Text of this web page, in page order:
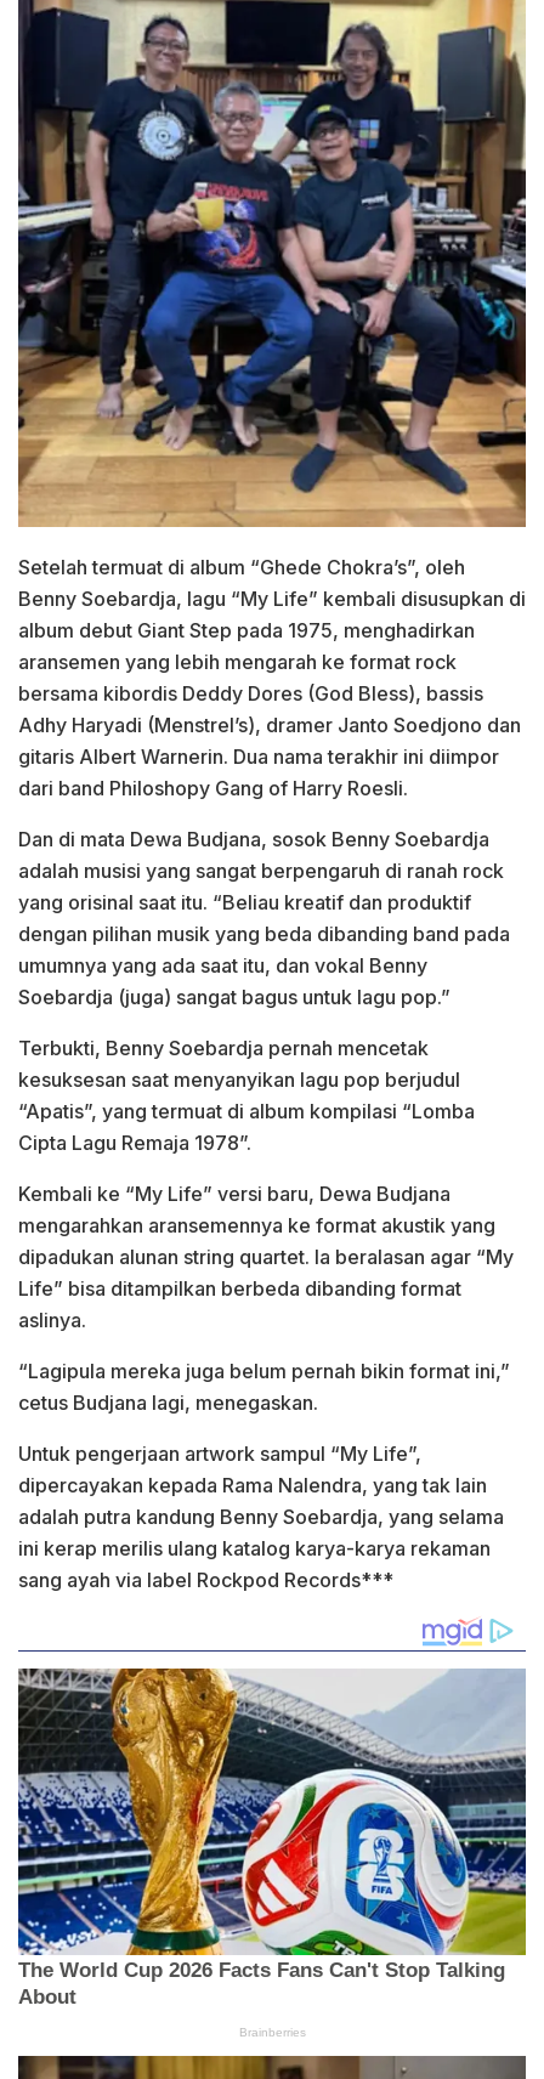
Setelah termuat di album “Ghede Chokra’s”, oleh
Benny Soebardja, lagu “My Life” kembali disusupkan di
album debut Giant Step pada 1975, menghadirkan
aransemen yang lebih mengarah ke format rock
bersama kibordis Deddy Dores (God Bless), bassis
Adhy Haryadi (Menstrel’s), dramer Janto Soedjono dan
gitaris Albert Warnerin. Dua nama terakhir ini diimpor
dari band Philoshopy Gang of Harry Roesli.
Dan di mata Dewa Budjana, sosok Benny Soebardja
adalah musisi yang sangat berpengaruh di ranah rock
yang orisinal saat itu. “Beliau kreatif dan produktif
dengan pilihan musik yang beda dibanding band pada
umumnya yang ada saat itu, dan vokal Benny
Soebardja (juga) sangat bagus untuk lagu pop.”
Terbukti, Benny Soebardja pernah mencetak
kesuksesan saat menyanyikan lagu pop berjudul
“Apatis”, yang termuat di album kompilasi “Lomba
Cipta Lagu Remaja 1978”.
Kembali ke “My Life” versi baru, Dewa Budjana
mengarahkan aransemennya ke format akustik yang
dipadukan alunan string quartet. Ia beralasan agar “My
Life” bisa ditampilkan berbeda dibanding format
aslinya.
“Lagipula mereka juga belum pernah bikin format ini,”
cetus Budjana lagi, menegaskan.
Untuk pengerjaan artwork sampul “My Life”,
dipercayakan kepada Rama Nalendra, yang tak lain
adalah putra kandung Benny Soebardja, yang selama
ini kerap merilis ulang katalog karya-karya rekaman
sang ayah via label Rockpod Records***